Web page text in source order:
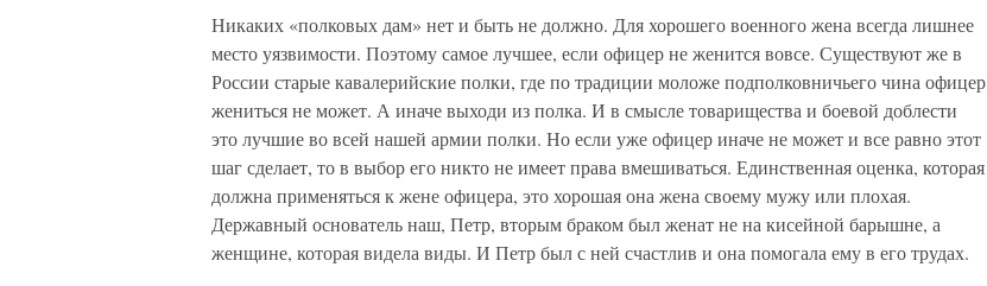
Никаких «полковых дам» нет и быть не должно. Для хорошего военного жена всегда лишнее
место уязвимости. Поэтому самое лучшее, если офицер не женится вовсе. Существуют же в
России старые кавалерийские полки, где по традиции моложе подполковничьего чина офицер
жениться не может. А иначе выходи из полка. И в смысле товарищества и боевой доблести
это лучшие во всей нашей армии полки. Но если уже офицер иначе не может и все равно этот
шаг сделает, то в выбор его никто не имеет права вмешиваться. Единственная оценка, которая
должна применяться к жене офицера, это хорошая она жена своему мужу или плохая.
Державный основатель наш, Петр, вторым браком был женат не на кисейной барышне, а
женщине, которая видела виды. И Петр был с ней счастлив и она помогала ему в его трудах.